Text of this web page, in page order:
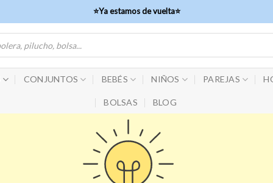
⭐Ya estamos de vuelta⭐
CONJUNTOS BEBÉS NIÑOS PAREJAS
BOLSAS BLOG